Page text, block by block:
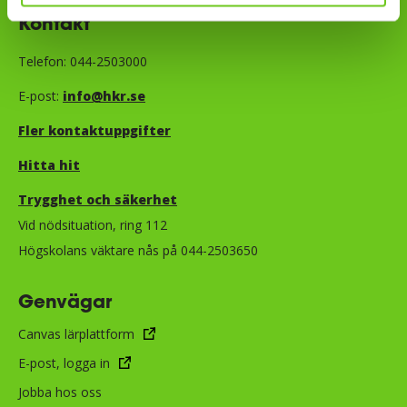
Kontakt
Telefon: 044-2503000
E-post: info@hkr.se
Fler kontaktuppgifter
Hitta hit
Trygghet och säkerhet​​​​​​​​​​​
Vid nödsituation, ring 112
Högskolans väktare nås på 044-2503650
Genvägar
Canvas lärplattform
E-post, logga in
Jobba hos oss